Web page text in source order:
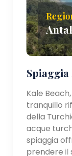
Kale
tranquillo
della
acque
spiaggia
prendere il